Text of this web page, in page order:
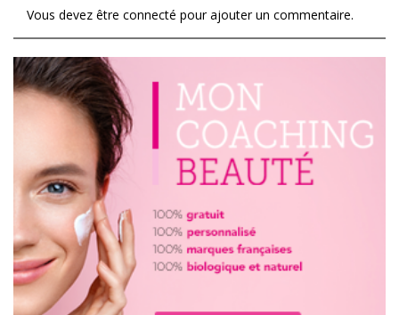
Vous devez être connecté pour ajouter un commentaire.